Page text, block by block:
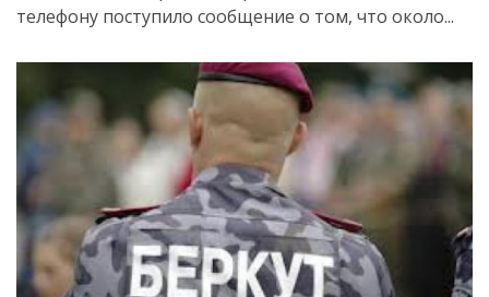
телефону поступило сообщение о том, что около...